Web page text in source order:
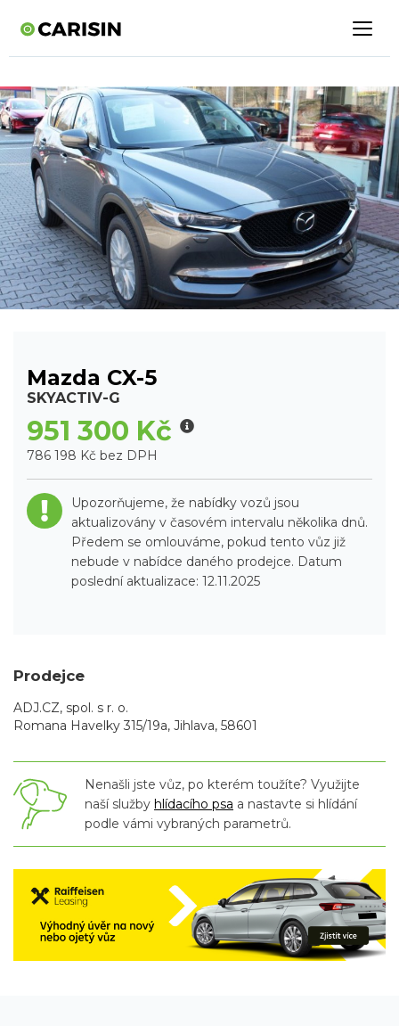
Mazda CX-5
SKYACTIV-G
951 300 Kč
786 198 Kč bez DPH
Upozorňujeme, že nabídky vozů jsou
aktualizovány v časovém intervalu několika dnů.
Předem se omlouváme, pokud tento vůz již
nebude v nabídce daného prodejce. Datum
poslední aktualizace: 12.11.2025
Prodejce
ADJ.CZ, spol. s r. o.
Romana Havelky 315/19a, Jihlava, 58601
Nenašli jste vůz, po kterém toužíte? Využijte
naší služby hlídacího psa a nastavte si hlídání
podle vámi vybraných parametrů.